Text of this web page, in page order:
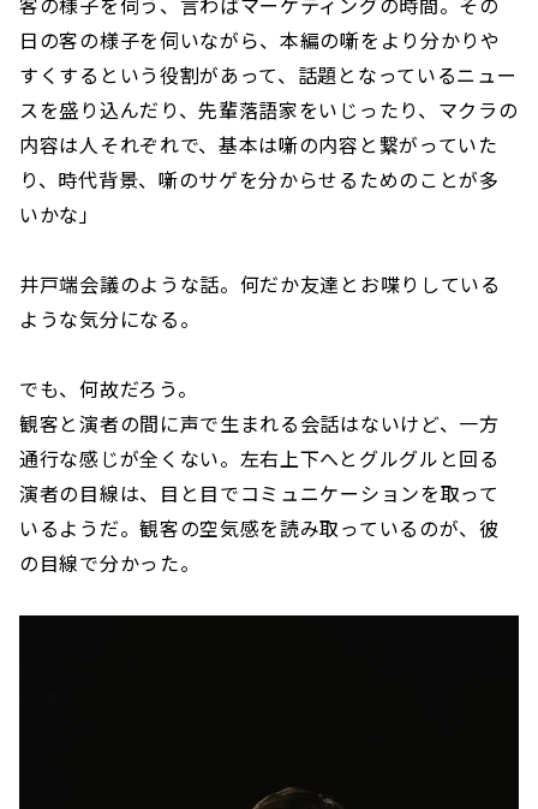
日の客の様子を伺いながら、本編の噺をより分かりや
すくするという役割があって、話題となっているニュー
スを盛り込んだり、先輩落語家をいじったり、マクラの
内容は人それぞれで、基本は噺の内容と繋がっていた
り、時代背景、噺のサゲを分からせるためのことが多
いかな」
井戸端会議のような話。何だか友達とお喋りしている
ような気分になる。
でも、何故だろう。
観客と演者の間に声で生まれる会話はないけど、一方
通行な感じが全くない。左右上下へとグルグルと回る
演者の目線は、目と目でコミュニケーションを取って
いるようだ。観客の空気感を読み取っているのが、彼
の目線で分かった。